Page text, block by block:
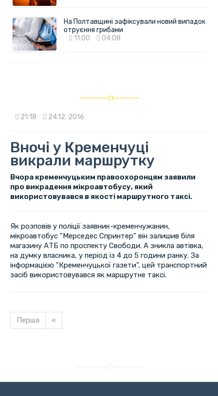
На Полтавщині зафіксували новий випадок
отруєння грибами
11:00
04.08
21:18 24.12. 2016
Вночі у Кременчуці
викрали маршрутку
Вчора кременчуцьким правоохоронцям заявили
про викрадення мікроавтобусу, який
використовувався в якості маршрутного таксі.
Як розповів у поліції заявник-кременчужанин,
мікроавтобус "Мерседес Спринтер" він залишив біля
магазину АТБ по проспекту Свободи. А зникла автівка,
на думку власника, у період із 4 до 5 години ранку. За
інформацією "Кременчуцької газети", цей транспортний
засіб використовувався як маршрутне таксі.
Перша «